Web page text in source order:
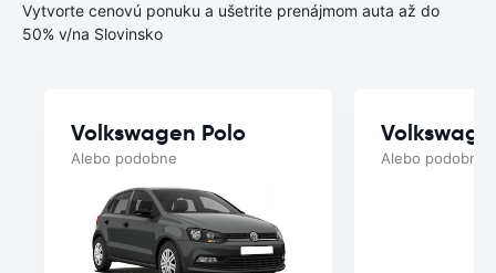
Vytvorte cenovú ponuku a ušetrite prenájmom auta až do
50% v/na Slovinsko
Volkswagen Polo
Alebo podobne Alebo podobne